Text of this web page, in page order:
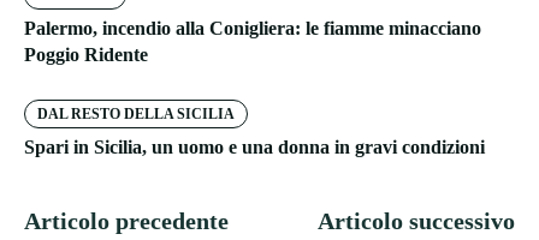
Palermo, incendio alla Conigliera: le fiamme minacciano
Poggio Ridente
DAL RESTO DELLA SICILIA
Spari in Sicilia, un uomo e una donna in gravi condizioni
Articolo precedente Articolo successivo